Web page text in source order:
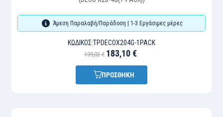
Άμεση Παραλαβή/Παράδοση | 1-3 Εργάσιμες μέρες
ΚΩΔΙΚΌΣ:TPDECOX204G-1PACK
199,02 € 183,10 €
ΠΡΟΣΘΗΚΗ